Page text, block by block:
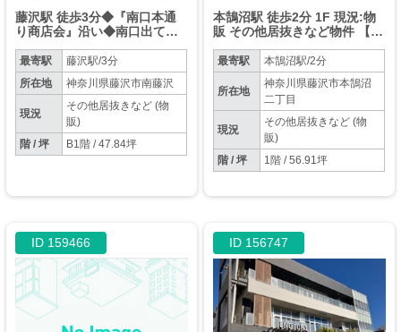
藤沢駅 徒歩3分◆『南口本通
り商店会』沿い◆南口出て真
ットカフェ】の入るビルで深
夜も集客期待◆
最寄駅
藤沢駅/3分
所在地
神奈川県藤沢市南藤沢
現況
その他居抜きなど (物
販)
階 / 坪
B1階 / 47.84坪
本鵠沼駅 徒歩2分 1F 現況:物
販 その他居抜きなど物件 【業
最寄駅 本鵠沼駅/2分
所在地
神奈川県藤沢市本鵠沼
二丁目
現況
その他居抜きなど (物
販)
階 / 坪
1階 / 56.91坪
ID 159466 ID 156747